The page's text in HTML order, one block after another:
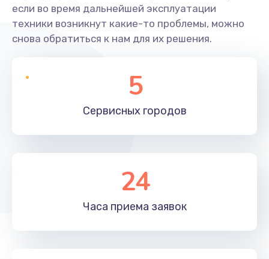
2500 руб.
Заказать
1200 руб.
700 руб.
Заказать
Ремонт платы управления
если во время дальнейшей эксплуатации
техники возникнут какие-то проблемы, можно
снова обратиться к нам для их решения.
5
Сервисных городов
24
Часа приема заявок